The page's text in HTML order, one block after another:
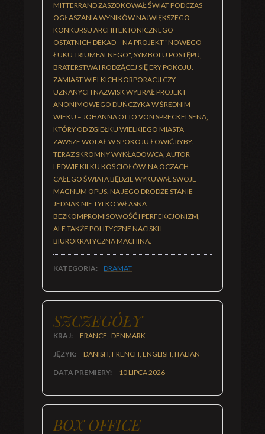
MITTERRAND ZASZOKOWAŁ ŚWIAT PODCZAS
OGŁASZANIA WYNIKÓW NAJWIĘKSZEGO
KONKURSU ARCHITEKTONICZNEGO
OSTATNICH DEKAD – NA PROJEKT "NOWEGO
ŁUKU TRIUMFALNEGO", SYMBOLU POSTĘPU,
BRATERSTWA I RODZĄCEJ SIĘ ERY POKOJU.
ZAMIAST WIELKICH KORPORACJI CZY
UZNANYCH NAZWISK WYBRAŁ PROJEKT
ANONIMOWEGO DUŃCZYKA W ŚREDNIM
WIEKU – JOHANNA OTTO VON SPRECKELSENA,
KTÓRY OD ZGIEŁKU WIELKIEGO MIASTA
ZAWSZE WOLAŁ W SPOKOJU ŁOWIĆ RYBY.
TERAZ SKROMNY WYKŁADOWCA, AUTOR
LEDWIE KILKU KOŚCIOŁÓW, NA OCZACH
CAŁEGO ŚWIATA BĘDZIE WYKUWAŁ SWOJE
MAGNUM OPUS. NA JEGO DRODZE STANIE
JEDNAK NIE TYLKO WŁASNA
BEZKOMPROMISOWOŚĆ I PERFEKCJONIZM,
ALE TAKŻE POLITYCZNE NACISKI I
BIUROKRATYCZNA MACHINA.
KATEGORIA: DRAMAT
SZCZEGÓŁY
KRAJ: FRANCE, DENMARK
JĘZYK: DANISH, FRENCH, ENGLISH, ITALIAN
DATA PREMIERY: 10 LIPCA 2026
BOX OFFICE